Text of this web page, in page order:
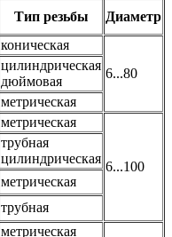
Тип резьбы
Диаметр
коническая
6...80
цилиндрическая
дюймовая
метрическая
метрическая
6...100
трубная
цилиндрическая
метрическая
трубная
метрическая